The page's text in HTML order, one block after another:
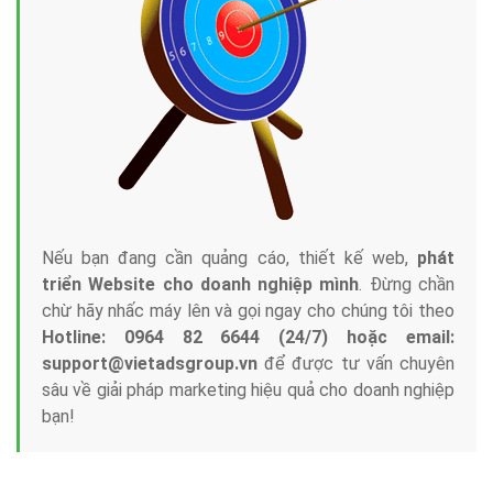
Nếu bạn đang cần quảng cáo, thiết kế web, phát
triển Website cho doanh nghiệp mình. Đừng chần
chừ hãy nhấc máy lên và gọi ngay cho chúng tôi theo
Hotline: 0964 82 6644 (24/7) hoặc email:
support@vietadsgroup.vn để được tư vấn chuyên
sâu về giải pháp marketing hiệu quả cho doanh nghiệp
bạn!